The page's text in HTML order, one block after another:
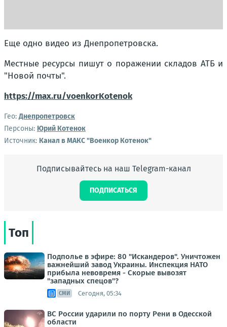
Еще одно видео из Днепропетровска.
Местные ресурсы пишут о поражении складов АТБ и
"Новой почты".
https://max.ru/voenkorKotenok
Гео:Днепропетровск
Персоны: Юрий Котенок
Источник: Канал в МАКС "Военкор Котенок"
Подписывайтесь на наш Telegram-канал
ПОДПИСАТЬСЯ
Топ
Подполье в эфире: 80 "Искандеров". Уничтожен
важнейший завод Украины. Инспекция НАТО
прибыла невовремя - Скорые вывозят
"западных спецов"?
СМИ Сегодня, 05:34
ВС России ударили по порту Рени в Одесской
области